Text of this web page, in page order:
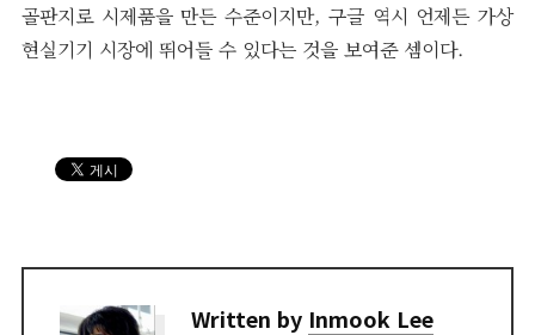
골판지로 시제품을 만든 수준이지만, 구글 역시 언제든 가상
현실기기 시장에 뛰어들 수 있다는 것을 보여준 셈이다.
Written by Inmook Lee